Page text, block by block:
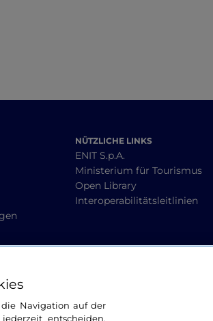
NÜTZLICHE LINKS
ENIT S.p.A.
Ministerium für Tourismus
Open Library
Interoperabilitätsleitlinien
die Navigation auf der
entscheiden,